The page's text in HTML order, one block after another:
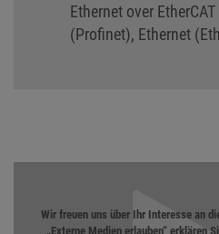
Ethernet over
(Profinet), Ethernet
Wir freuen uns über Ihr Interesse an
„Externe Medien erlauben“ erklären